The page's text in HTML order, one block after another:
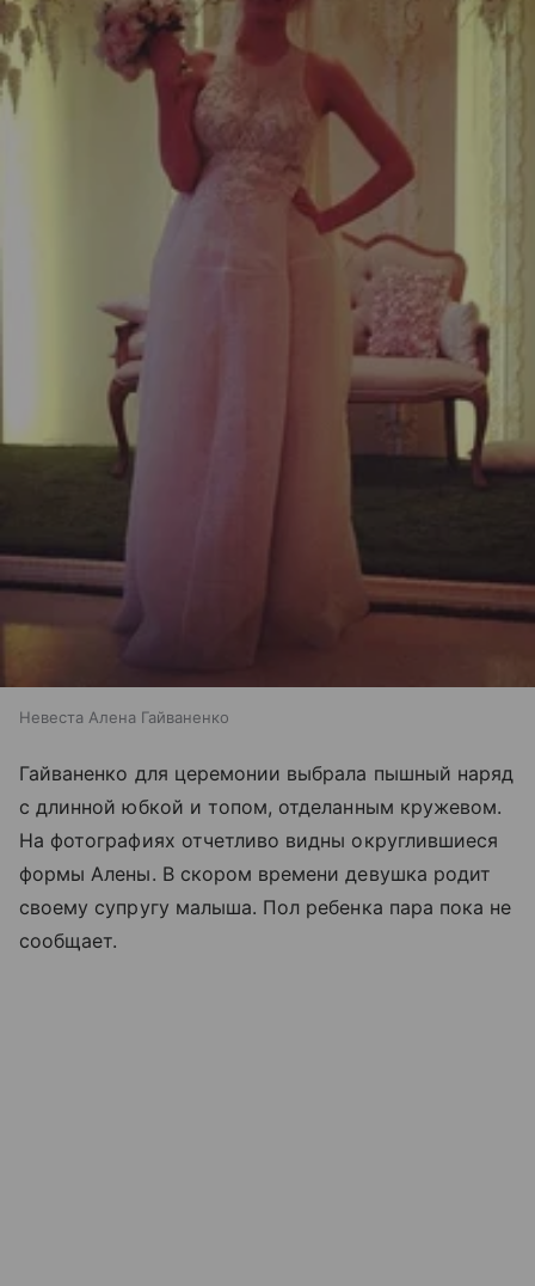
Невеста Алена Гайваненко
Гайваненко для церемонии выбрала пышный наряд
с длинной юбкой и топом, отделанным кружевом.
На фотографиях отчетливо видны округлившиеся
формы Алены. В скором времени девушка родит
своему супругу малыша. Пол ребенка пара пока не
сообщает.